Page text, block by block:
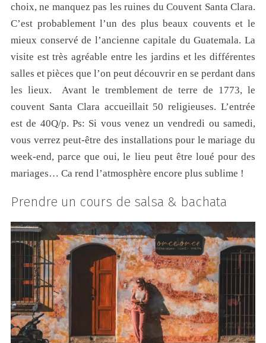
choix, ne manquez pas les ruines du Couvent Santa Clara.
C’est probablement l’un des plus beaux couvents et le
mieux conservé de l’ancienne capitale du Guatemala. La
visite est très agréable entre les jardins et les différentes
salles et pièces que l’on peut découvrir en se perdant dans
les lieux. Avant le tremblement de terre de 1773, le
couvent Santa Clara accueillait 50 religieuses. L’entrée
est de 40Q/p. Ps: Si vous venez un vendredi ou samedi,
vous verrez peut-être des installations pour le mariage du
week-end, parce que oui, le lieu peut être loué pour des
mariages… Ca rend l’atmosphère encore plus sublime !
Prendre un cours de salsa & bachata